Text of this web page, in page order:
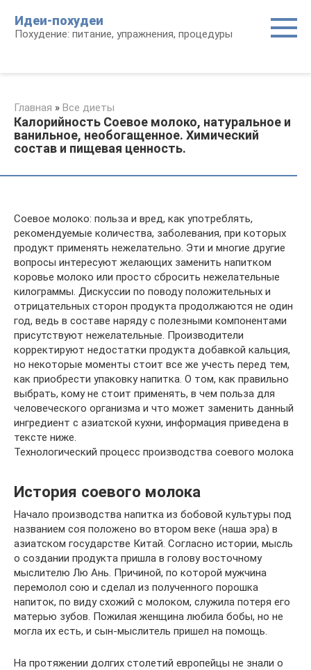
контенту
Идеи-похудеи
Похудение: питание, упражнения, процедуры
Главная » Все диеты
Калорийность Соевое молоко, натуральное и
ванильное, необогащенное. Химический
состав и пищевая ценность.
Соевое молоко: польза и вред, как употреблять,
рекомендуемые количества, заболевания, при которых
продукт применять нежелательно. Эти и многие другие
вопросы интересуют желающих заменить напитком
коровье молоко или просто сбросить нежелательные
килограммы. Дискуссии по поводу положительных и
отрицательных сторон продукта продолжаются не один
год, ведь в составе наряду с полезными компонентами
присутствуют нежелательные. Производители
корректируют недостатки продукта добавкой кальция,
но некоторые моменты стоит все же учесть перед тем,
как приобрести упаковку напитка. О том, как правильно
выбрать, кому не стоит применять, в чем польза для
человеческого организма и что может заменить данный
ингредиент с азиатской кухни, информация приведена в
тексте ниже.
Технологический процесс производства соевого молока
История соевого молока
Начало производства напитка из бобовой культуры под
названием соя положено во втором веке (наша эра) в
азиатском государстве Китай. Согласно истории, мысль
о создании продукта пришла в голову восточному
мыслителю Лю Ань. Причиной, по которой мужчина
перемолол сою и сделал из полученного порошка
напиток, по виду схожий с молоком, служила потеря его
матерью зубов. Пожилая женщина любила бобы, но не
могла их есть, и сын-мыслитель пришел на помощь.
На протяжении долгих столетий европейцы не знали о